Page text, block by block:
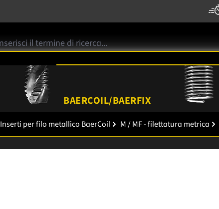
BAERCOIL/BAERFIX
Inserti per filo metallico BaerCoil M / MF - filettatura metrica